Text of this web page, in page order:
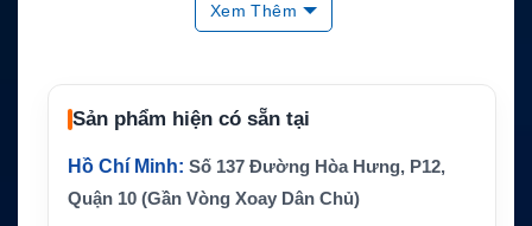
36 hoặc 60 tháng
Ứng dụng Internet vệ tinh hàng hải cho tàu biển
Xem Thêm
Sản phẩm hiện có sẵn tại
Hồ Chí Minh: Số 137 Đường Hòa Hưng, P12,
Quận 10 (Gần Vòng Xoay Dân Chủ)